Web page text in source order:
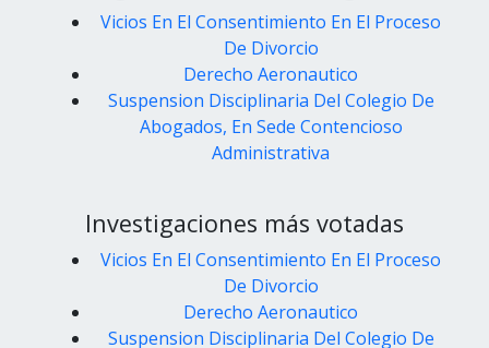
Vicios En El Consentimiento En El Proceso
De Divorcio
Derecho Aeronautico
Suspension Disciplinaria Del Colegio De
Abogados, En Sede Contencioso
Administrativa
Investigaciones más votadas
Vicios En El Consentimiento En El Proceso
De Divorcio
Derecho Aeronautico
Suspension Disciplinaria Del Colegio De